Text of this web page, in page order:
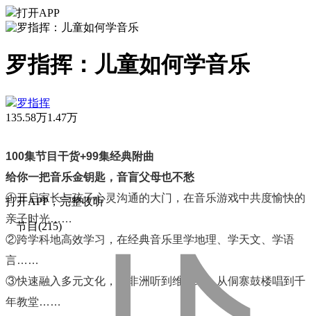
打开APP
罗指挥：儿童如何学音乐
罗指挥
135.58万1.47万
100集节目干货+99集经典附曲
给你一把音乐金钥匙，音盲父母也不愁
①开启家长与孩子心灵沟通的大门，在音乐游戏中共度愉快的
亲子时光……
②跨学科地高效学习，在经典音乐里学地理、学天文、学语
言……
③快速融入多元文化，从非洲听到维也纳，从侗寨鼓楼唱到千
年教堂……
打开APP，完整收听
节目(215)